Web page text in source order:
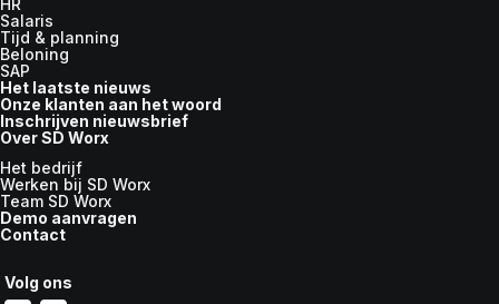
HR
Salaris
Tijd & planning
Beloning
SAP
Het laatste nieuws
Onze klanten aan het woord
Inschrijven nieuwsbrief
Over SD Worx
Het bedrijf
Werken bij SD Worx
Team SD Worx
Demo aanvragen
Contact
Volg ons